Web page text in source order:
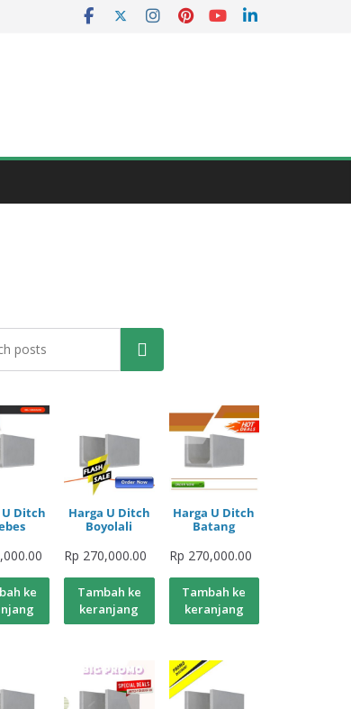
Pencarian
Ditch
ke
Harga U Ditch
Boyolali
Rp 270,000.00
Tambah ke
keranjang
Harga U Ditch
Batang
Rp 270,000.00
Tambah ke
keranjang